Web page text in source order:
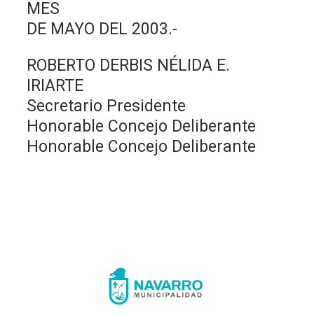
MES
DE MAYO DEL 2003.-
ROBERTO DERBIS NÉLIDA E.
IRIARTE
Secretario Presidente
Honorable Concejo Deliberante
Honorable Concejo Deliberante